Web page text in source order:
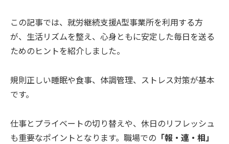
この記事では、就労継続支援A型事業所を利用する方
が、生活リズムを整え、心身ともに安定した毎日を送る
ためのヒントを紹介しました。
規則正しい睡眠や食事、体調管理、ストレス対策が基本
です。
仕事とプライベートの切り替えや、休日のリフレッシュ
も重要なポイントとなります。職場での 「報・連・相」